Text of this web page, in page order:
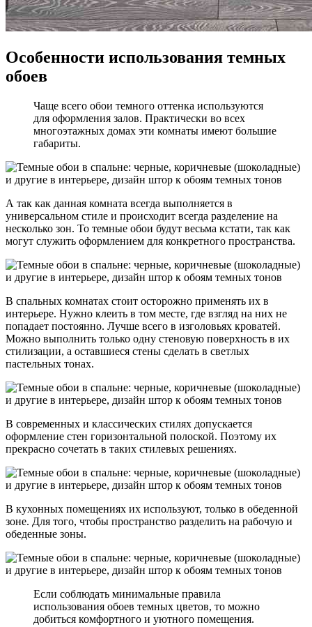
Особенности использования темных
обоев
Чаще всего обои темного оттенка используются
для оформления залов. Практически во всех
многоэтажных домах эти комнаты имеют большие
габариты.
А так как данная комната всегда выполняется в
универсальном стиле и происходит всегда разделение на
несколько зон. То темные обои будут весьма кстати, так как
могут служить оформлением для конкретного пространства.
В спальных комнатах стоит осторожно применять их в
интерьере. Нужно клеить в том месте, где взгляд на них не
попадает постоянно. Лучше всего в изголовьях кроватей.
Можно выполнить только одну стеновую поверхность в их
стилизации, а оставшиеся стены сделать в светлых
пастельных тонах.
В современных и классических стилях допускается
оформление стен горизонтальной полоской. Поэтому их
прекрасно сочетать в таких стилевых решениях.
В кухонных помещениях их используют, только в обеденной
зоне. Для того, чтобы пространство разделить на рабочую и
обеденные зоны.
Если соблюдать минимальные правила
использования обоев темных цветов, то можно
добиться комфортного и уютного помещения.